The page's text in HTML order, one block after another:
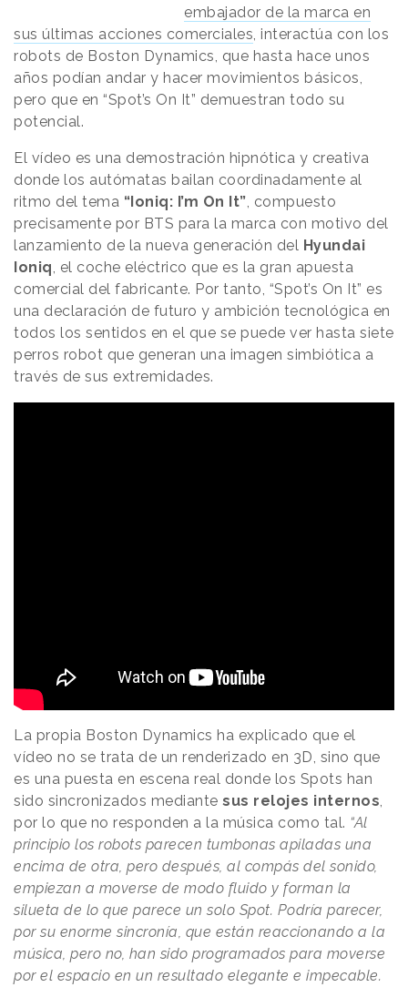
embajador de la marca en
sus últimas acciones comerciales, interactúa con los
robots de Boston Dynamics, que hasta hace unos
años podían andar y hacer movimientos básicos,
pero que en “Spot’s On It” demuestran todo su
potencial.
El vídeo es una demostración hipnótica y creativa
donde los autómatas bailan coordinadamente al
ritmo del tema “Ioniq: I’m On It”, compuesto
precisamente por BTS para la marca con motivo del
lanzamiento de la nueva generación del Hyundai
Ioniq, el coche eléctrico que es la gran apuesta
comercial del fabricante. Por tanto, “Spot’s On It” es
una declaración de futuro y ambición tecnológica en
todos los sentidos en el que se puede ver hasta siete
perros robot que generan una imagen simbiótica a
través de sus extremidades.
La propia Boston Dynamics ha explicado que el
vídeo no se trata de un renderizado en 3D, sino que
es una puesta en escena real donde los Spots han
sido sincronizados mediante sus relojes internos,
por lo que no responden a la música como tal. “Al
principio los robots parecen tumbonas apiladas una
encima de otra, pero después, al compás del sonido,
empiezan a moverse de modo fluido y forman la
silueta de lo que parece un solo Spot. Podría parecer,
por su enorme sincronía, que están reaccionando a la
música, pero no, han sido programados para moverse
por el espacio en un resultado elegante e impecable.